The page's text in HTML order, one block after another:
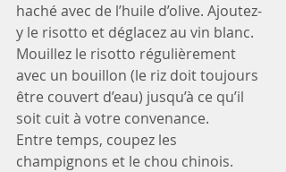
haché avec de l’huile d’olive. Ajoutez-
y le risotto et déglacez au vin blanc.
Mouillez le risotto régulièrement
avec un bouillon (le riz doit toujours
être couvert d’eau) jusqu’à ce qu’il
soit cuit à votre convenance.
Entre temps, coupez les
champignons et le chou chinois.